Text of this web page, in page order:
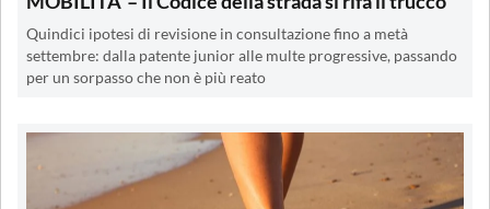
Quindici ipotesi di revisione in consultazione fino a metà
settembre: dalla patente junior alle multe progressive, passando
per un sorpasso che non è più reato